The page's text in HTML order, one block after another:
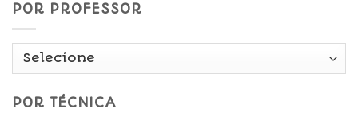
POR PROFESSOR
POR TÉCNICA